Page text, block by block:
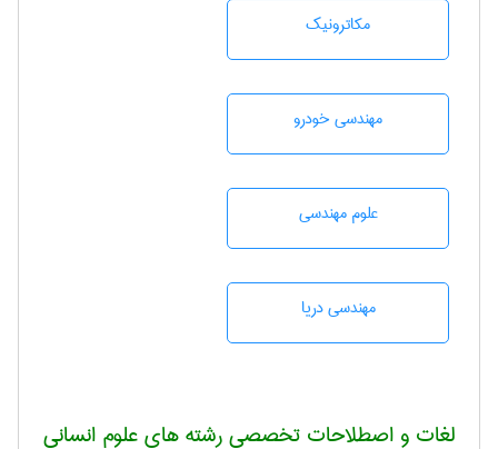
مکاترونیک
مهندسی خودرو
علوم مهندسی
مهندسی دریا
لغات و اصطلاحات تخصصی رشته های علوم انسانی